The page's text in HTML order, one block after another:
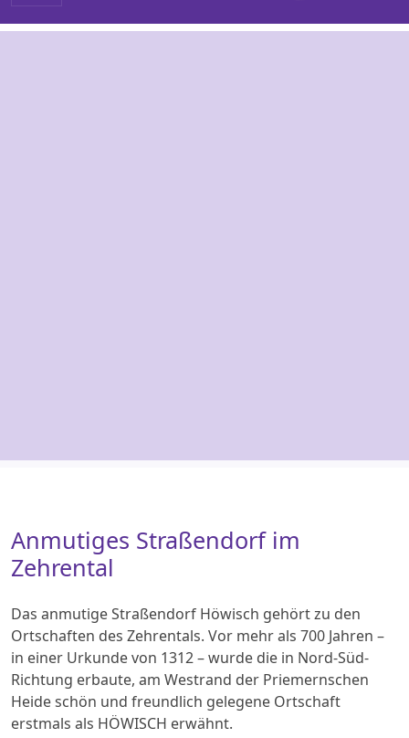
Anmutiges Straßendorf im
Zehrental
Das anmutige Straßendorf Höwisch gehört zu den
Ortschaften des Zehrentals. Vor mehr als 700 Jahren –
in einer Urkunde von 1312 – wurde die in Nord-Süd-
Richtung erbaute, am Westrand der Priemernschen
Heide schön und freundlich gelegene Ortschaft
erstmals als HÖWISCH erwähnt.